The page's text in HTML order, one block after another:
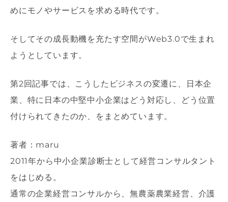
めにモノやサービスを求める時代です。
そしてその成長動機を充たす空間がWeb3.0で生まれ
ようとしています。
第2回記事では、こうしたビジネスの変遷に、日本企
業、特に日本の中堅中小企業はどう対応し、どう位置
付けられてきたのか、をまとめています。
著者：maru
2011年から中小企業診断士として経営コンサルタント
をはじめる。
通常の企業経営コンサルから、無農薬農業経営、介護